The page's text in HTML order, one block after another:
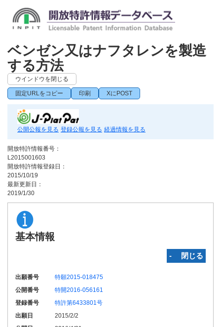
ベンゼン又はナフタレンを製造
する方法
ウインドウを閉じる
固定URLをコピー 印刷 XにPOST
公開公報を見る 登録公報を見る 経過情報を見る
開放特許情報番号：
L2015001603
開放特許情報登録日：
2015/10/19
最新更新日：
2019/1/30
基本情報
‐ 閉じる
出願番号
特願2015-018475
公開番号
特開2016-056161
登録番号
特許第6433801号
出願日
2015/2/2